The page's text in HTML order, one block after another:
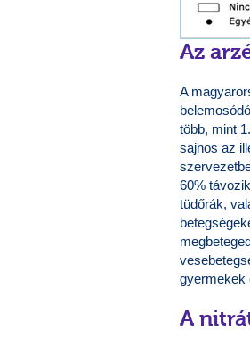
Az
A
több, mint
sajnos az
60%
tüdőrák,
gyermekek
A